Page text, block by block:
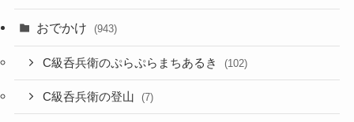
おでかけ (943)
C級呑兵衛のぷらぷらまちあるき (102)
C級呑兵衛の登山 (7)